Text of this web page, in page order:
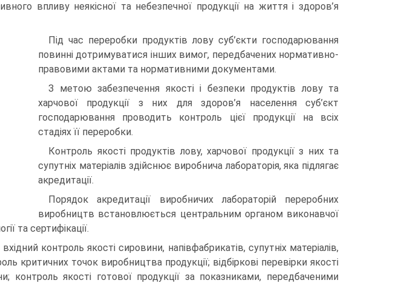
впливу неякісної та небезпечної продукції на життя і здоров’я
Під час переробки продуктів лову суб’єкти господарювання
повинні дотримуватися інших вимог, передбачених нормативно-
правовими актами та нормативними документами.
З метою забезпечення якості і безпеки продуктів лову та
харчової продукції з них для здоров’я населення суб’єкт
господарювання проводить контроль цієї продукції на всіх
стадіях її переробки.
Контроль якості продуктів лову, харчової продукції з них та
супутніх матеріалів здійснює виробнича лабораторія, яка підлягає
акредитації.
Порядок акредитації виробничих лабораторій переробних
виробництв встановлюється центральним органом виконавчої
та сертифікації.
контроль якості сировини, напівфабрикатів, супутніх матеріалів,
критичних точок виробництва продукції; відбіркові перевірки якості
контроль якості готової продукції за показниками, передбаченими